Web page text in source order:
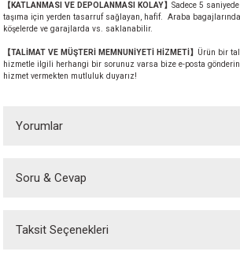
【KATLANMASI VE DEPOLANMASI KOLAY】 Sadece 5
taşıma için yerden tasarruf sağlayan, hafif. Araba
köşelerde ve garajlarda vs. saklanabilir.
【TALİMAT VE MÜŞTERİ MEMNUNİYETİ HİZMETİ】 Ürün bir
hizmetle ilgili herhangi bir sorunuz varsa bize e-posta
hizmet vermekten mutluluk duyarız!
Yorumlar
Soru & Cevap
Ürün hakkında henüz soru
Taksit Seçenekleri